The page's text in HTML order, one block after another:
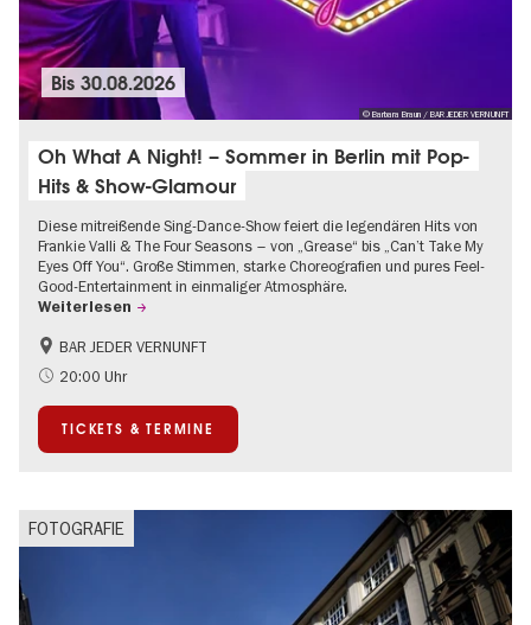
© Barbara Braun / BAR JEDER VERNUNFT
Bis30.08.2026
Oh What A Night! – Sommer in Berlin mit Pop-
Hits & Show-Glamour
Diese mitreißende Sing-Dance-Show feiert die legendären Hits von
Frankie Valli & The Four Seasons – von „Grease“ bis „Can’t Take My
Eyes Off You“. Große Stimmen, starke Choreografien und pures Feel-
Good-Entertainment in einmaliger Atmosphäre.
Weiterlesen
International
Kultursommer
BAR JEDER VERNUNFT
20:00 Uhr
TICKETS & TERMINE
FOTOGRAFIE